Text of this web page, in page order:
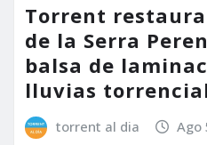
Torrent
de la Serra
balsa de
lluvias
torrent al dia Ago